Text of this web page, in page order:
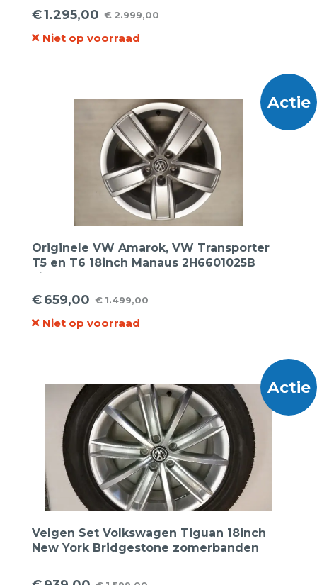
Seal+ zomerbanden
€2.999,00
Oorspronkelijke
prijs
€1.295,00
Huidige
prijs
Niet op voorraad
Actie
Originele VW Amarok, VW Transporter
T5 en T6 18inch Manaus 2H6601025B
Lichtmetalen Velgen
€1.499,00
Oorspronkelijke
prijs
€659,00
Huidige
prijs
Niet op voorraad
Actie
Velgen Set Volkswagen Tiguan 18inch
New York Bridgestone zomerbanden